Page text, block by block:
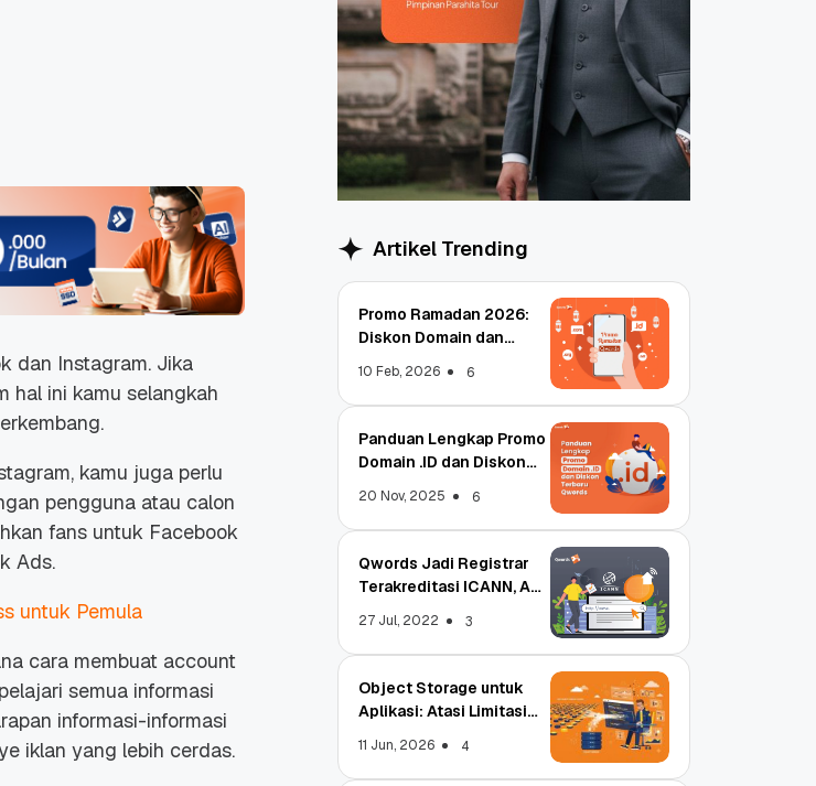
dan Instagram. Jika
hal ini kamu selangkah
kamu juga perlu
pengguna atau calon
fans untuk Facebook
Ads.
untuk Pemula
cara membuat account
semua informasi
informasi-informasi
iklan yang lebih cerdas.
Artikel Trending
Promo Ramadan 2026:
Diskon Domain dan
10 Feb, 2026 6
Panduan Lengkap Promo
Domain .ID dan Diskon
20 Nov, 2025 6
Qwords Jadi Registrar
Terakreditasi ICANN, Apa
27 Jul, 2022 3
Object Storage untuk
Aplikasi: Atasi Limitasi
11 Jun, 2026 4